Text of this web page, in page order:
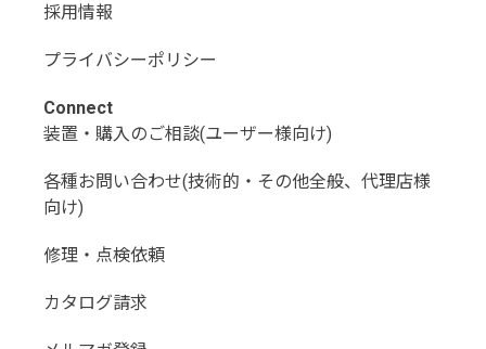
採用情報
プライバシーポリシー
Connect
装置・購入のご相談(ユーザー様向け)
各種お問い合わせ(技術的・その他全般、代理店様
向け)
修理・点検依頼
カタログ請求